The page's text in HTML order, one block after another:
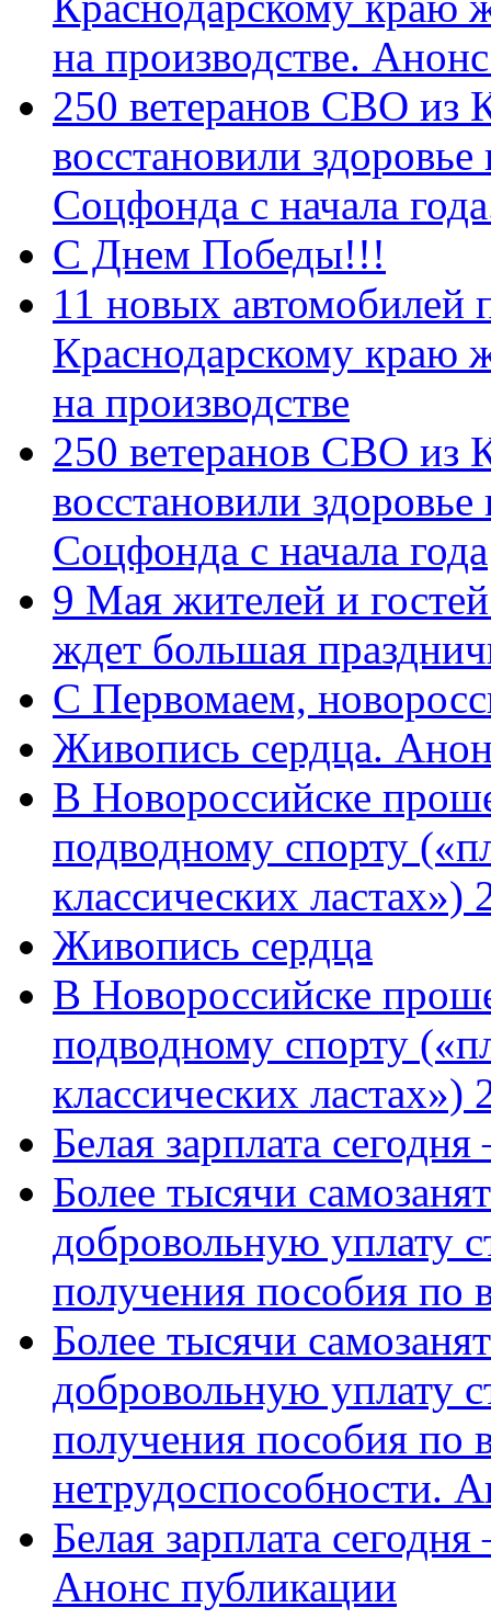
на производстве.
250 ветеранов СВО из
восстановили
Соцфонда с начала
С Днем Победы!!!
11 новых автомобилей
Краснодарскому краю
на производстве
250 ветеранов СВО из
восстановили
Соцфонда с начала года
9 Мая жителей и
ждет большая
C Первомаем,
Живопись сердца.
В Новороссийске
подводному спорту
классических
Живопись сердца
В Новороссийске
подводному спорту
классических ластах»)
Белая зарплата
Более тысячи
добровольную уплату
получения пособия по
Более тысячи
добровольную уплату
получения пособия по
нетрудоспособности.
Белая зарплата
Анонс публикации